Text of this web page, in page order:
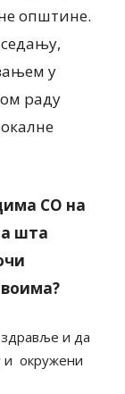
општине.
у
раду
СО на
а шта
и да
и окружени